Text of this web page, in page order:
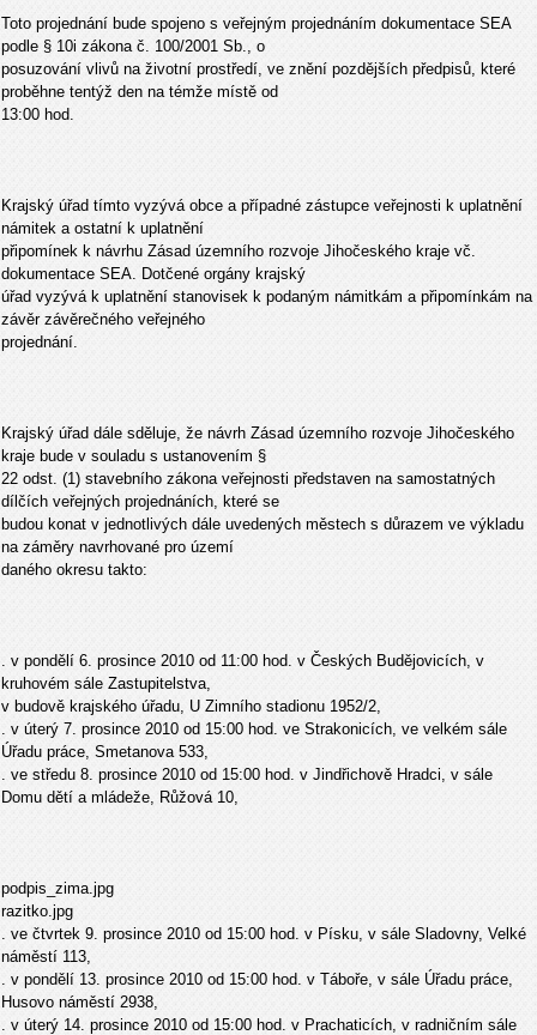
Toto projednání bude spojeno s veřejným projednáním dokumentace SEA
podle § 10i zákona č. 100/2001 Sb., o
posuzování vlivů na životní prostředí, ve znění pozdějších předpisů, které
proběhne tentýž den na témže místě od
13:00 hod.
Krajský úřad tímto vyzývá obce a případné zástupce veřejnosti k uplatnění
námitek a ostatní k uplatnění
připomínek k návrhu Zásad územního rozvoje Jihočeského kraje vč.
dokumentace SEA. Dotčené orgány krajský
úřad vyzývá k uplatnění stanovisek k podaným námitkám a připomínkám na
závěr závěrečného veřejného
projednání.
Krajský úřad dále sděluje, že návrh Zásad územního rozvoje Jihočeského
kraje bude v souladu s ustanovením §
22 odst. (1) stavebního zákona veřejnosti představen na samostatných
dílčích veřejných projednáních, které se
budou konat v jednotlivých dále uvedených městech s důrazem ve výkladu
na záměry navrhované pro území
daného okresu takto:
. v pondělí 6. prosince 2010 od 11:00 hod. v Českých Budějovicích, v
kruhovém sále Zastupitelstva,
v budově krajského úřadu, U Zimního stadionu 1952/2,
. v úterý 7. prosince 2010 od 15:00 hod. ve Strakonicích, ve velkém sále
Úřadu práce, Smetanova 533,
. ve středu 8. prosince 2010 od 15:00 hod. v Jindřichově Hradci, v sále
Domu dětí a mládeže, Růžová 10,
podpis_zima.jpg
razitko.jpg
. ve čtvrtek 9. prosince 2010 od 15:00 hod. v Písku, v sále Sladovny, Velké
náměstí 113,
. v pondělí 13. prosince 2010 od 15:00 hod. v Táboře, v sále Úřadu práce,
Husovo náměstí 2938,
. v úterý 14. prosince 2010 od 15:00 hod. v Prachaticích, v radničním sále